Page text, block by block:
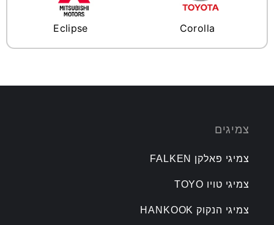
Eclipse Corolla
צמיגים
צמיגי פאלקן FALKEN
צמיגי טויו TOYO
צמיגי הנקוק HANKOOK